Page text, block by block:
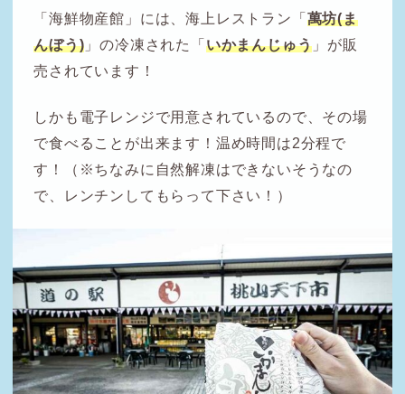
「海鮮物産館」には、海上レストラン「 萬坊(ま
んぼう) 」の冷凍された「 いかまんじゅう 」が販
売されています！
しかも電子レンジで用意されているので、その場
で食べることが出来ます！温め時間は2分程で
す！（※ちなみに自然解凍はできないそうなの
で、レンチンしてもらって下さい！）